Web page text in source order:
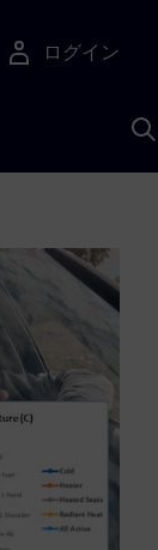
ログイン